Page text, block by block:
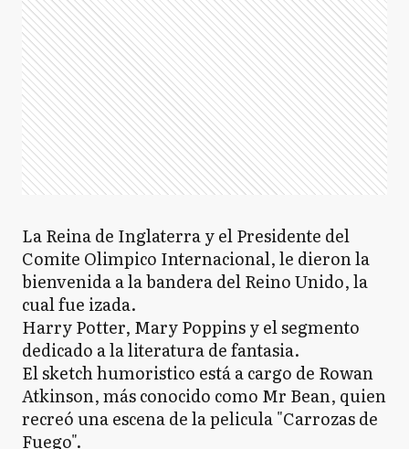
La Reina de Inglaterra y el Presidente del
Comite Olimpico Internacional, le dieron la
bienvenida a la bandera del Reino Unido, la
cual fue izada.
Harry Potter, Mary Poppins y el segmento
dedicado a la literatura de fantasia.
El sketch humoristico está a cargo de Rowan
Atkinson, más conocido como Mr Bean, quien
recreó una escena de la pelicula "Carrozas de
Fuego".